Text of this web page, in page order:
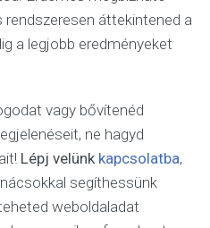
áttekintened a
a legjobb eredményeket
vagy bővítenéd
ne hagyd
Lépj velünk kapcsolatba,
segíthessünk
weboldaladat